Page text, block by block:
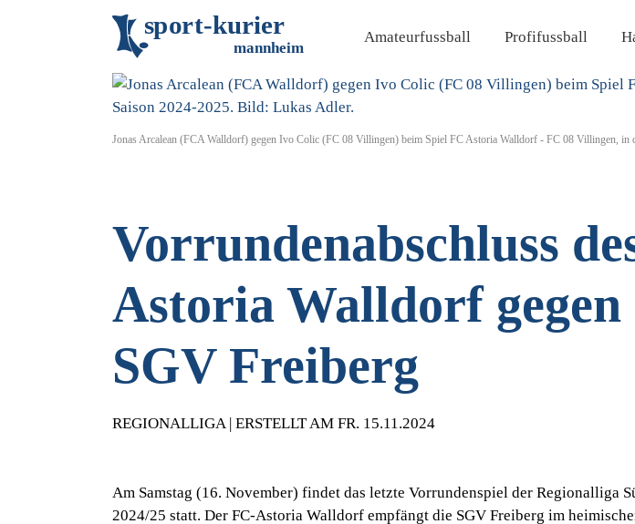
sport-kurier
mannheim
Amateurfussball Profifussball
Jonas Arcalean (FCA Walldorf) gegen Ivo Colic (FC 08 Villingen) beim Spiel FC Astoria Walldorf - FC 08 Villingen, in
Vorrundenabschluss
Astoria Walldorf gegen
SGV Freiberg
REGIONALLIGA | ERSTELLT AM FR. 15.11.2024
Am Samstag (16. November) findet das letzte Vorrundenspiel der Regionalliga
2024/25 statt. Der FC-Astoria Walldorf empfängt die SGV Freiberg im